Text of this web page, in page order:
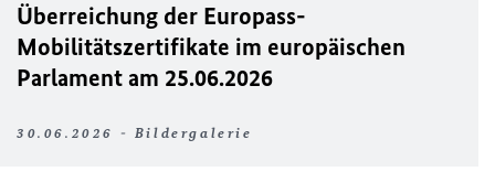
Überreichung der Europass-
Mobilitätszertifikate im europäischen
Parlament am 25.06.2026
30.06.2026 - Bildergalerie